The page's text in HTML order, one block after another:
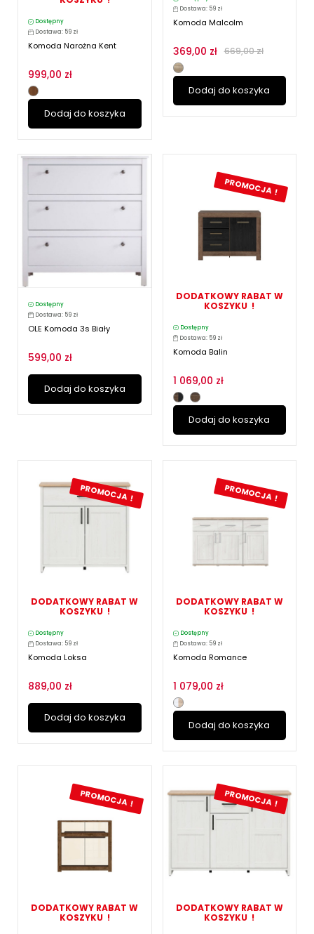
Dostępny
Dostawa: 59 zł
Komoda Narożna Kent
999,00 zł
Dodaj do koszyka
Dostawa: 59 zł
Komoda Malcolm
369,00 zł 669,00 zł
Dodaj do koszyka
Dostępny
Dostawa: 59 zł
OLE Komoda 3s Biały
599,00 zł
Dodaj do koszyka
PROMOCJA !
DODATKOWY RABAT W
KOSZYKU !
Dostępny
Dostawa: 59 zł
Komoda Balin
1 069,00 zł
Dodaj do koszyka
PROMOCJA !
DODATKOWY RABAT W
KOSZYKU !
Dostępny
Dostawa: 59 zł
Komoda Loksa
889,00 zł
Dodaj do koszyka
PROMOCJA !
DODATKOWY RABAT W
KOSZYKU !
Dostępny
Dostawa: 59 zł
Komoda Romance
1 079,00 zł
Dodaj do koszyka
PROMOCJA !
DODATKOWY RABAT W
KOSZYKU !
PROMOCJA !
DODATKOWY RABAT W
KOSZYKU !